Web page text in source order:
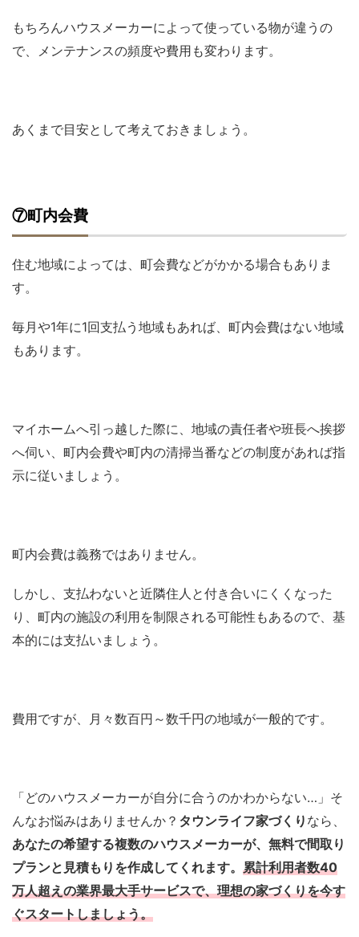
もちろんハウスメーカーによって使っている物が違うの
で、メンテナンスの頻度や費用も変わります。
あくまで目安として考えておきましょう。
⑦町内会費
住む地域によっては、町会費などがかかる場合もありま
す。
毎月や1年に1回支払う地域もあれば、町内会費はない地域
もあります。
マイホームへ引っ越した際に、地域の責任者や班長へ挨拶
へ伺い、町内会費や町内の清掃当番などの制度があれば指
示に従いましょう。
町内会費は義務ではありません。
しかし、支払わないと近隣住人と付き合いにくくなった
り、町内の施設の利用を制限される可能性もあるので、基
本的には支払いましょう。
費用ですが、月々数百円～数千円の地域が一般的です。
「どのハウスメーカーが自分に合うのかわからない…」そ
んなお悩みはありませんか？ タウンライフ家づくり なら、
あなたの希望する複数のハウスメーカーが、無料で間取り
プランと見積もりを作成してくれます。 累計利用者数40
万人超えの業界最大手サービスで、理想の家づくりを今す
ぐスタートしましょう。